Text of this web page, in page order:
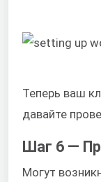
Теперь ваш
давайте
Шаг 6 —
Могут